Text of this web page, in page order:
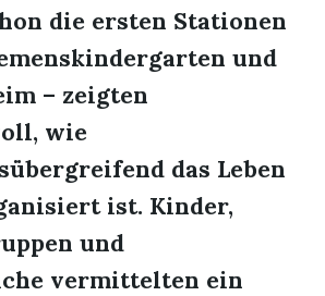
die ersten Stationen
und
– zeigten
wie
das Leben
ist. Kinder,
und
vermittelten ein